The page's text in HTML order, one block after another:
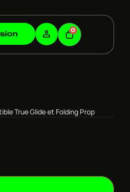
0
True Glide et Folding Prop